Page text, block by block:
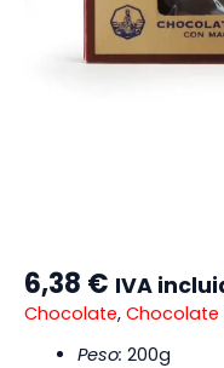
6,38 € IVA
Chocolate, Chocolate
Peso: 200g